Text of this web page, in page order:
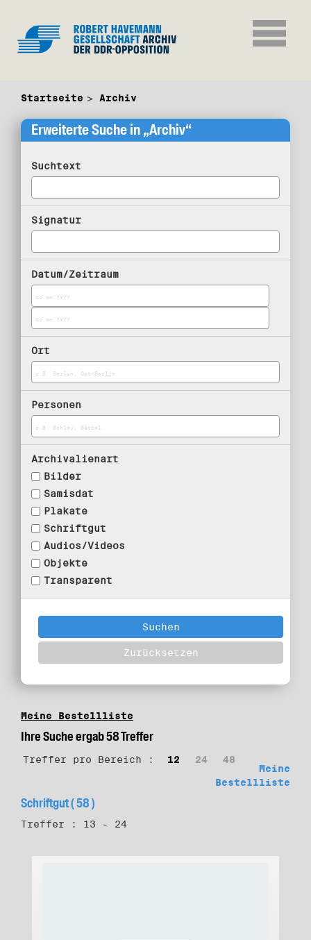
Startseite Archiv
Erweiterte Suche in „Archiv“
Suchtext
Signatur
Datum/Zeitraum
Ort
Personen
Archivalienart
Bilder
Samisdat
Plakate
Schriftgut
Audios/Videos
Objekte
Transparent
Meine Bestellliste
Ihre Suche ergab 58 Treffer
Treffer pro Bereich : 12 24
48
Meine
Bestellliste
Schriftgut ( 58 )
Treffer : 13 - 24